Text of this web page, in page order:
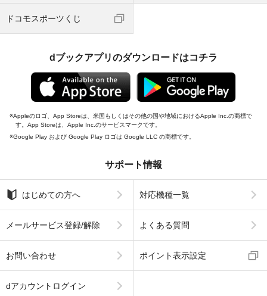
ドコモスポーツくじ
dブックアプリのダウンロードはコチラ
Appleのロゴ、App Storeは、米国もしくはその他の国や地域におけるApple Inc.の商標で
す。App Storeは、Apple Inc.のサービスマークです。
Google Play および Google Play ロゴは Google LLC の商標です。
サポート情報
はじめての方へ 対応機種一覧
メールサービス登録/解除 よくある質問
お問い合わせ ポイント表示設定
dアカウントログイン